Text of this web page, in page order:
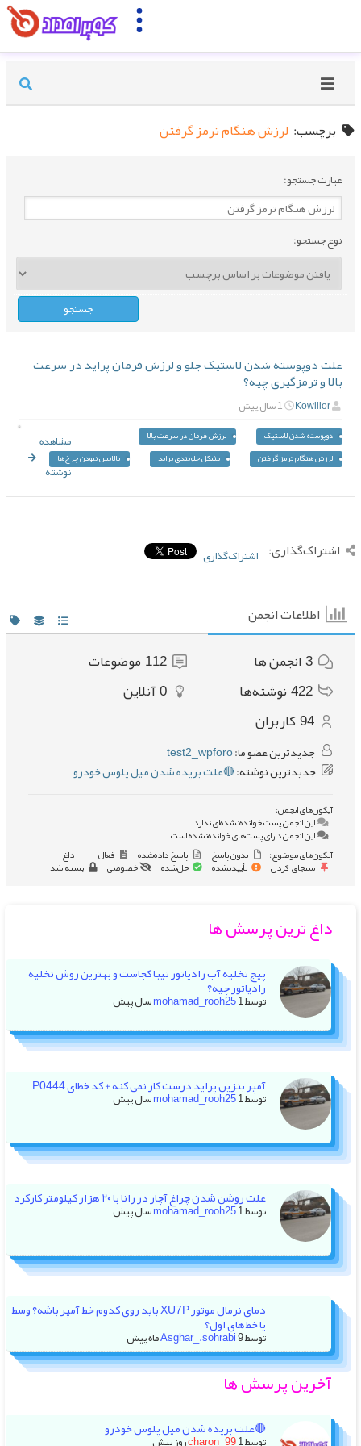
برچسب:لرزش هنگام ترمز گرفتن
عبارت جستجو:
نوع جستجو:
علت دوپوسته شدن لاستیک جلو و لرزش فرمان پراید در سرعت
بالا و ترمزگیری چیه؟
Kowlilor 1 سال پیش
دوپوسته شدن لاستیک
لرزش فرمان در سرعت بالا
لرزش هنگام ترمز گرفتن
مشکل جلوبندی پراید بالانس نبودن چرخ‌ها
مشاهده
کل
نوشته
اشتراک‌گذاری: اشتراک‌گذاری
اطلاعات انجمن
3 انجمن ها 112موضوعات
422نوشته‌ها 0 آنلاین
94 کاربران
جدیدترین عضو ما:test2_wpforo
جدیدترین نوشته:🔴علت بریده شدن میل پلوس خودرو
آیکون‌های انجمن:
این انجمن پست خوانده‌نشده‌ای ندارد
این انجمن دارای پست‌های خوانده‌نشده است
آیکون‌های موضوع:
بدون پاسخ پاسخ داده‌شده فعال
سنجاق کردن تأییدنشده حل‌شده خصوصی بسته شد
داغ ترین پرسش ها
پیچ تخلیه آب رادیاتور تیبا کجاست و بهترین روش تخلیه
رادیاتور چیه؟
توسط mohamad_rooh251 سال پیش
آمپر بنزین پراید درست کار نمی کنه + کد خطای P0444
توسط mohamad_rooh251 سال پیش
علت روشن شدن چراغ آچار در رانا با ۲۰ هزار کیلومتر کارکرد
توسط mohamad_rooh251 سال پیش
دمای نرمال موتور XU7P باید روی کدوم خط آمپر باشه؟ وسط
یا خط‌های اول؟
توسط Asghar_.sohrabi9 ماه پیش
آخرین پرسش ها
🔴علت بریده شدن میل پلوس خودرو